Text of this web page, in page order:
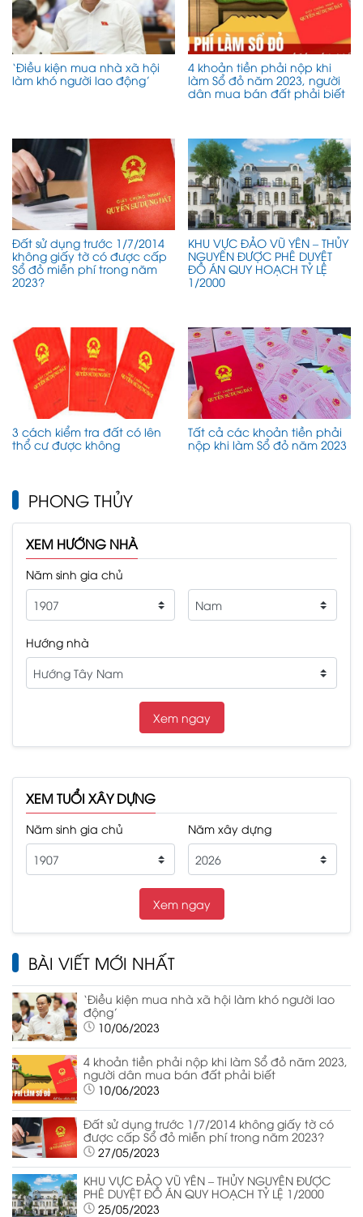
‘Điều kiện mua nhà xã hội
làm khó người lao động’
4 khoản tiền phải nộp khi
làm Sổ đỏ năm 2023, người
dân mua bán đất phải biết
Đất sử dụng trước 1/7/2014
không giấy tờ có được cấp
Sổ đỏ miễn phí trong năm
2023?
KHU VỰC ĐẢO VŨ YÊN – THỦY
NGUYÊN ĐƯỢC PHÊ DUYỆT
ĐỒ ÁN QUY HOẠCH TỶ LỆ
1/2000
3 cách kiểm tra đất có lên
thổ cư được không
Tất cả các khoản tiền phải
nộp khi làm Sổ đỏ năm 2023
PHONG THỦY
XEM HƯỚNG NHÀ
Năm sinh gia chủ
Hướng nhà
XEM TUỔI XÂY DỰNG
Năm sinh gia chủ Năm xây dựng
BÀI VIẾT MỚI NHẤT
‘Điều kiện mua nhà xã hội làm khó người lao
động’
10/06/2023
4 khoản tiền phải nộp khi làm Sổ đỏ năm 2023,
người dân mua bán đất phải biết
10/06/2023
Đất sử dụng trước 1/7/2014 không giấy tờ có
được cấp Sổ đỏ miễn phí trong năm 2023?
27/05/2023
KHU VỰC ĐẢO VŨ YÊN – THỦY NGUYÊN ĐƯỢC
PHÊ DUYỆT ĐỒ ÁN QUY HOẠCH TỶ LỆ 1/2000
25/05/2023